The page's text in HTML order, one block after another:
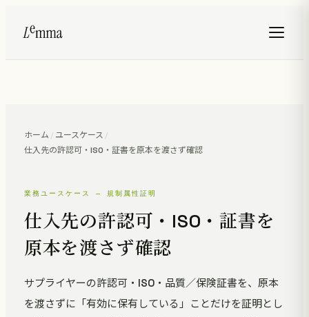
ホーム / ユースケース /
仕入先の許認可・ISO・証書を原本を渡さず確認
業務ユースケース — 規制属性証明
仕入先の許認可・ISO・証書を
原本を渡さず確認
サプライヤーの許認可・ISO・品質／保険証書を、原本
を渡さずに「有効に保有している」ことだけを証明とし